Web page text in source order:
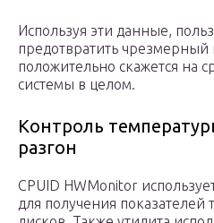
Используя эти данные,
предотвратить чрезмерный
положительно скажется на
системы в целом.
Контроль
разгон
CPUID HWMonitor
для получения показателей